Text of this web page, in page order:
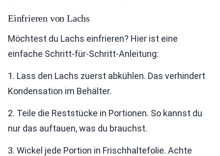
Einfrieren von Lachs
Möchtest du Lachs einfrieren? Hier ist eine
einfache Schritt-für-Schritt-Anleitung:
1. Lass den Lachs zuerst abkühlen. Das verhindert
Kondensation im Behälter.
2. Teile die Reststücke in Portionen. So kannst du
nur das auftauen, was du brauchst.
3. Wickel jede Portion in Frischhaltefolie. Achte